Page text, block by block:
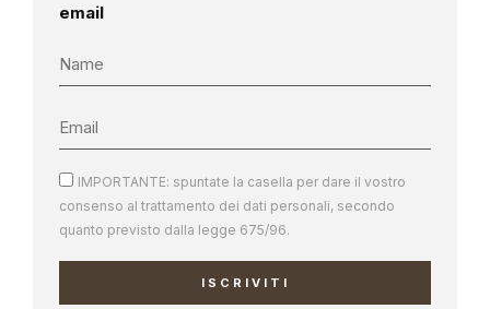
email
IMPORTANTE: spuntate la casella per dare il vostro
consenso al trattamento dei dati personali, secondo
quanto previsto dalla legge 675/96.
ISCRIVITI